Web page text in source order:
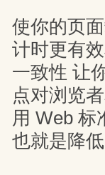
使你的页
计时更有
一致性 让
点对浏览
用 Web 标
也就是降